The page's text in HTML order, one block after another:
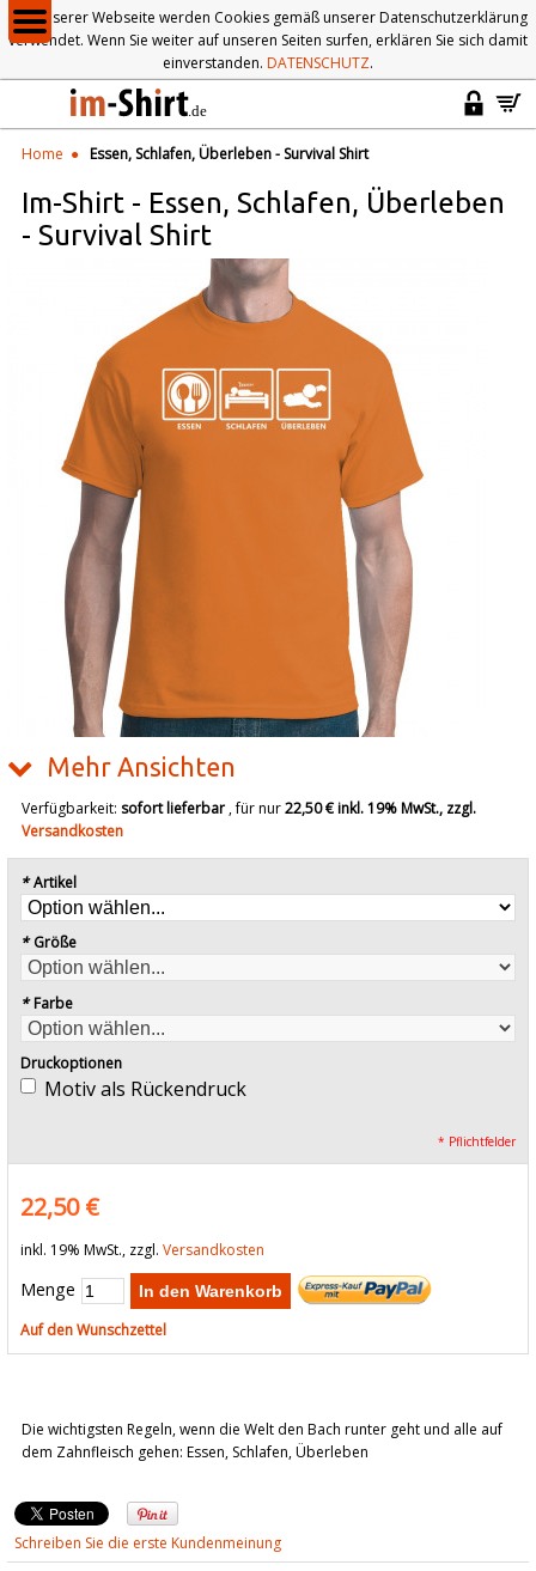
Auf unserer Webseite werden Cookies gemäß unserer Datenschutzerklärung
verwendet. Wenn Sie weiter auf unseren Seiten surfen, erklären Sie sich damit
einverstanden. DATENSCHUTZ.
Home Essen, Schlafen, Überleben - Survival Shirt
Im-Shirt - Essen, Schlafen, Überleben
- Survival Shirt
Mehr Ansichten
Die wichtigsten Regeln, wenn die Welt den Bach runter geht und alle auf
dem Zahnfleisch gehen: Essen, Schlafen, Überleben
Verfügbarkeit: sofort lieferbar, für nur22,50 €inkl. 19% MwSt., zzgl.
Versandkosten
* Artikel
* Größe
* Farbe
Druckoptionen
Motiv als Rückendruck
* Pflichtfelder
22,50 €
inkl. 19% MwSt., zzgl. Versandkosten
Menge In den Warenkorb
Auf den Wunschzettel
Schreiben Sie die erste Kundenmeinung